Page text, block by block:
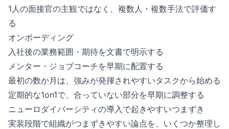
1人の面接官の主観ではなく、複数人・複数手法で評価す
る
オンボーディング
入社後の業務範囲・期待を文書で明示する
メンター・ジョブコーチを早期に配置する
最初の数か月は、強みが発揮されやすいタスクから始める
定期的な1on1で、合っていない部分を早期に調整する
ニューロダイバーシティの導入で起きやすいつまずき
実装段階で組織がつまずきやすい論点を、いくつか整理し